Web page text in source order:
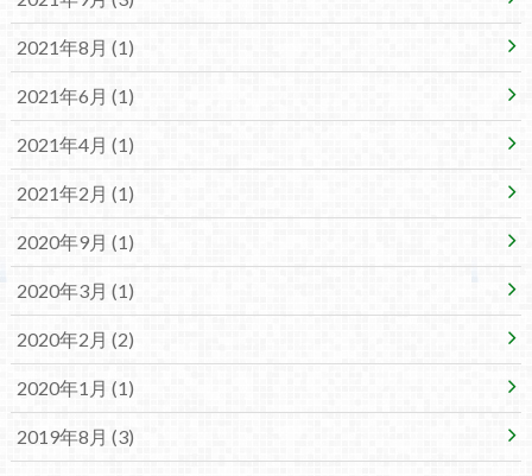
2021年8月 (1)
2021年6月 (1)
2021年4月 (1)
2021年2月 (1)
2020年9月 (1)
2020年3月 (1)
2020年2月 (2)
2020年1月 (1)
2019年8月 (3)